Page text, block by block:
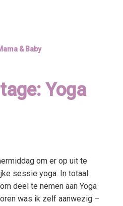
& Baby
Yoga
om er op uit te
sessie yoga. In totaal
deel te nemen aan Yoga
was ik zelf aanwezig –